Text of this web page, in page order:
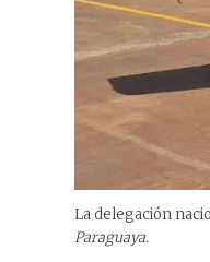
La delegación
Paraguaya.